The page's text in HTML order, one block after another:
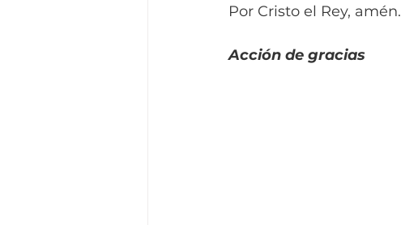
Por Cristo el Rey, amén.
Acción de gracias